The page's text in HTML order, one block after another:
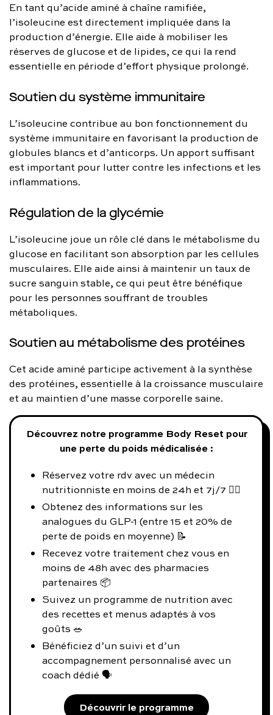
En tant qu’acide aminé à chaîne ramifiée,
l’isoleucine est directement impliquée dans la
production d’énergie. Elle aide à mobiliser les
réserves de glucose et de lipides, ce qui la rend
essentielle en période d’effort physique prolongé.
Soutien du système immunitaire
L’isoleucine contribue au bon fonctionnement du
système immunitaire en favorisant la production de
globules blancs et d’anticorps. Un apport suffisant
est important pour lutter contre les infections et les
inflammations.
Régulation de la glycémie
L’isoleucine joue un rôle clé dans le métabolisme du
glucose en facilitant son absorption par les cellules
musculaires. Elle aide ainsi à maintenir un taux de
sucre sanguin stable, ce qui peut être bénéfique
pour les personnes souffrant de troubles
métaboliques.
Soutien au métabolisme des protéines
Cet acide aminé participe activement à la synthèse
des protéines, essentielle à la croissance musculaire
et au maintien d’une masse corporelle saine.
Découvrez notre programme Body Reset pour
une perte du poids médicalisée :
Réservez votre rdv avec un médecin
nutritionniste en moins de 24h et 7j/7 👨‍⚕️
Obtenez des informations sur les
analogues du GLP-1 (entre 15 et 20% de
perte de poids en moyenne) 📝
Recevez votre traitement chez vous en
moins de 48h avec des pharmacies
partenaires 📦
Suivez un programme de nutrition avec
des recettes et menus adaptés à vos
goûts 🥗
Bénéficiez d’un suivi et d’un
accompagnement personnalisé avec un
coach dédié 🗣️
Découvrir le programme